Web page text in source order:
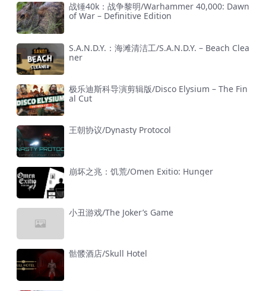
战锤40k：战争黎明/Warhammer 40,000: Dawn
of War – Definitive Edition
S.A.N.D.Y.：海滩清洁工/S.A.N.D.Y. – Beach Clea
ner
极乐迪斯科导演剪辑版/Disco Elysium – The Fin
al Cut
王朝协议/Dynasty Protocol
崩坏之兆：饥荒/Omen Exitio: Hunger
小丑游戏/The Joker’s Game
骷髅酒店/Skull Hotel